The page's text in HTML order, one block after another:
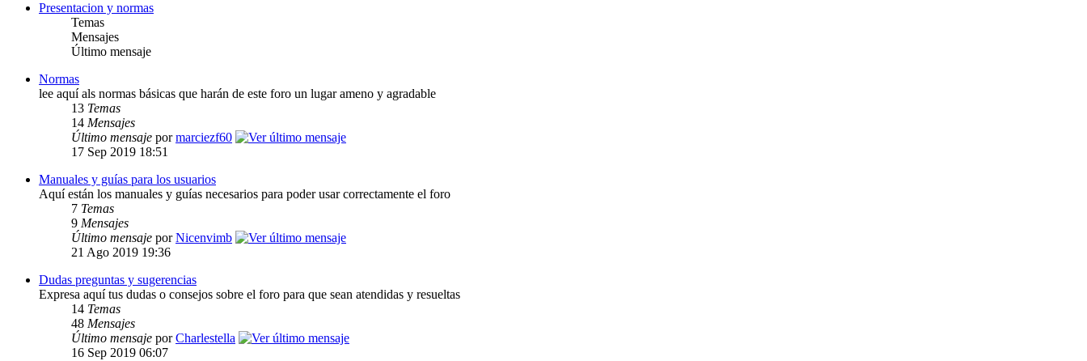
Presentacion y normas
Temas
Mensajes
Último mensaje
Normas
lee aquí als normas básicas que harán de este foro un lugar ameno y agradable
13 Temas
14 Mensajes
Último mensaje pormarciezf60
17 Sep 2019 18:51
Manuales y guías para los usuarios
Aquí están los manuales y guías necesarios para poder usar correctamente el foro
7 Temas
9 Mensajes
Último mensaje porNicenvimb
21 Ago 2019 19:36
Dudas preguntas y sugerencias
Expresa aquí tus dudas o consejos sobre el foro para que sean atendidas y resueltas
14 Temas
48 Mensajes
Último mensaje porCharlestella
16 Sep 2019 06:07